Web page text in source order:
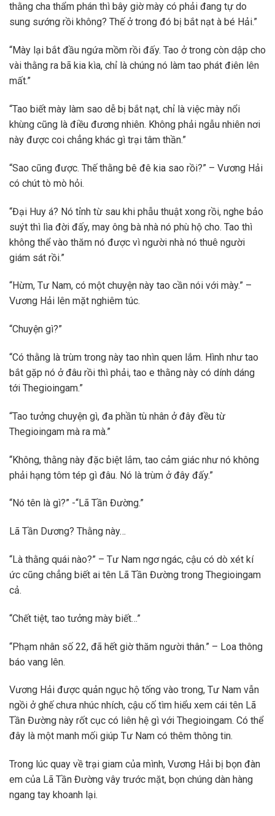
thằng cha thẩm phán thì bây giờ mày có phải đang tự do
sung sướng rồi không? Thế ở trong đó bị bắt nạt à bé Hải.”
“Mày lại bắt đầu ngứa mồm rồi đấy. Tao ở trong còn dập cho
vài thằng ra bã kia kìa, chỉ là chúng nó làm tao phát điên lên
mất.”
“Tao biết mày làm sao dễ bị bắt nạt, chỉ là việc mày nổi
khùng cũng là điều đương nhiên. Không phải ngẫu nhiên nơi
này được coi chẳng khác gì trại tâm thần.”
“Sao cũng được. Thế thằng bê đê kia sao rồi?” – Vương Hải
có chút tò mò hỏi.
“Đại Huy á? Nó tỉnh từ sau khi phẫu thuật xong rồi, nghe bảo
suýt thì lìa đời đấy, may ông bà nhà nó phù hộ cho. Tao thì
không thể vào thăm nó được vì người nhà nó thuê người
giám sát rồi.”
“Hừm, Tư Nam, có một chuyện này tao cần nói với mày.” –
Vương Hải lên mặt nghiêm túc.
“Chuyện gì?”
“Có thằng là trùm trong này tao nhìn quen lắm. Hình như tao
bắt gặp nó ở đâu rồi thì phải, tao e thằng này có dính dáng
tới Thegioingam.”
“Tao tưởng chuyện gì, đa phần tù nhân ở đây đều từ
Thegioingam mà ra mà.”
“Không, thằng này đặc biệt lắm, tao cảm giác như nó không
phải hạng tôm tép gì đâu. Nó là trùm ở đây đấy.”
“Nó tên là gì?” -“Lã Tần Đường.”
Lã Tần Dương? Thằng này…
“Là thằng quái nào?” – Tư Nam ngơ ngác, cậu có dò xét kí
ức cũng chẳng biết ai tên Lã Tần Đường trong Thegioingam
cả.
“Chết tiệt, tao tưởng mày biết…”
“Phạm nhân số 22, đã hết giờ thăm người thân.” – Loa thông
báo vang lên.
Vương Hải được quản ngục hộ tống vào trong, Tư Nam vẫn
ngồi ở ghế chưa nhúc nhích, cậu cố tìm hiểu xem cái tên Lã
Tần Đường này rốt cục có liên hệ gì với Thegioingam. Có thể
đây là một manh mối giúp Tư Nam có thêm thông tin.
Trong lúc quay về trại giam của mình, Vương Hải bị bọn đàn
em của Lã Tần Đường vây trước mặt, bọn chúng dàn hàng
ngang tay khoanh lại.